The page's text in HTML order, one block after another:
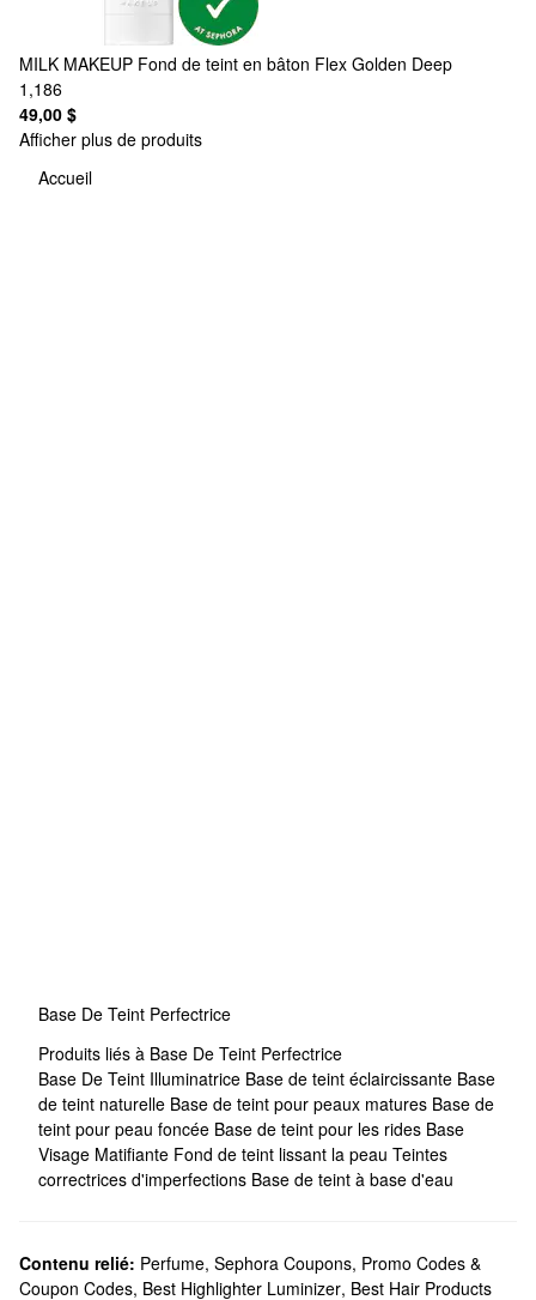
MILK MAKEUP Fond de teint en bâton Flex Golden Deep
1,186
49,00 $
Afficher plus de produits
Accueil
Base De Teint Perfectrice
Produits liés à Base De Teint Perfectrice
Base De Teint Illuminatrice Base de teint éclaircissante Base
de teint naturelle Base de teint pour peaux matures Base de
teint pour peau foncée Base de teint pour les rides Base
Visage Matifiante Fond de teint lissant la peau Teintes
correctrices d'imperfections Base de teint à base d'eau
Contenu relié: Perfume, Sephora Coupons, Promo Codes &
Coupon Codes, Best Highlighter Luminizer, Best Hair Products